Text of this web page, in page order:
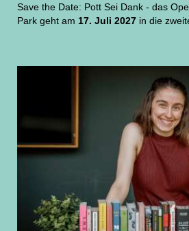
Save the Date: Pott Sei Dank - das
Park geht am 17. Juli 2027 in die